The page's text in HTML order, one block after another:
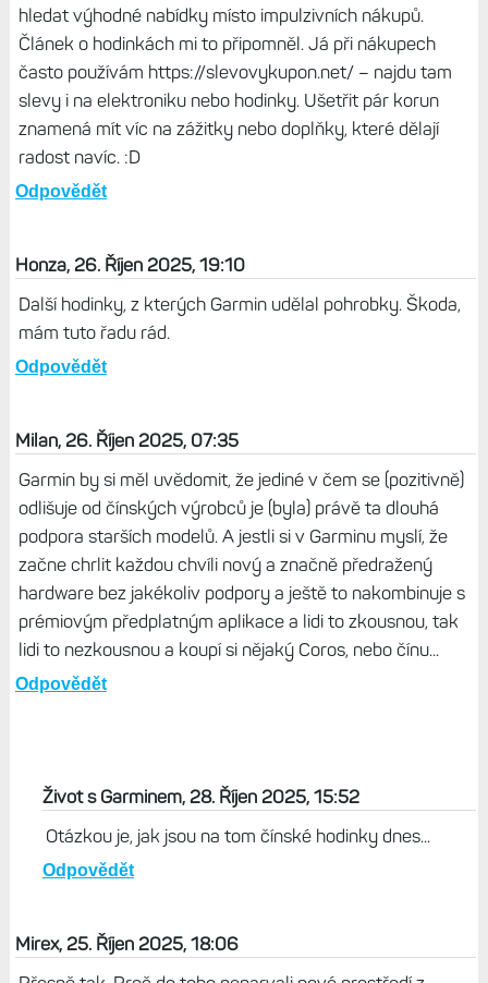
hledat výhodné nabídky místo impulzivních nákupů.
Článek o hodinkách mi to připomněl. Já při nákupech
často používám https://slevovykupon.net/ – najdu tam
slevy i na elektroniku nebo hodinky. Ušetřit pár korun
znamená mít víc na zážitky nebo doplňky, které dělají
radost navíc. :D
Odpovědět
Honza, 26. Říjen 2025, 19:10
Další hodinky, z kterých Garmin udělal pohrobky. Škoda,
mám tuto řadu rád.
Odpovědět
Milan, 26. Říjen 2025, 07:35
Garmin by si měl uvědomit, že jediné v čem se (pozitivně)
odlišuje od čínských výrobců je (byla) právě ta dlouhá
podpora starších modelů. A jestli si v Garminu myslí, že
začne chrlit každou chvíli nový a značně předražený
hardware bez jakékoliv podpory a ještě to nakombinuje s
prémiovým předplatným aplikace a lidi to zkousnou, tak
lidi to nezkousnou a koupí si nějaký Coros, nebo čínu...
Odpovědět